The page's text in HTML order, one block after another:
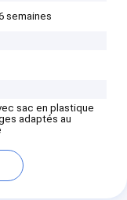
semaines
sac en plastique
adaptés au